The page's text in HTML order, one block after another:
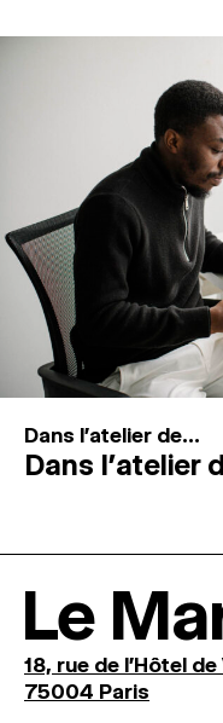
Dans l'atelier de...
Dans l’atelier
Le
18, rue de l'Hôtel de
75004 Paris